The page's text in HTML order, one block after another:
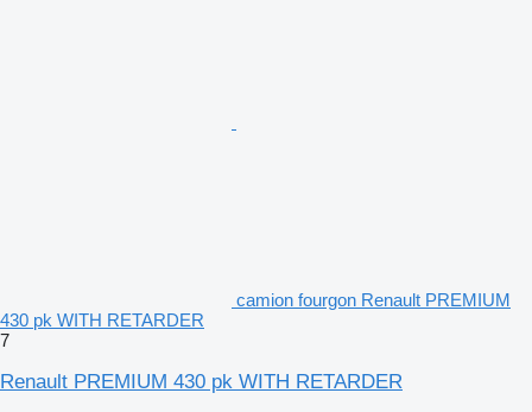
camion fourgon Renault PREMIUM
430 pk WITH RETARDER
7
Renault PREMIUM 430 pk WITH RETARDER